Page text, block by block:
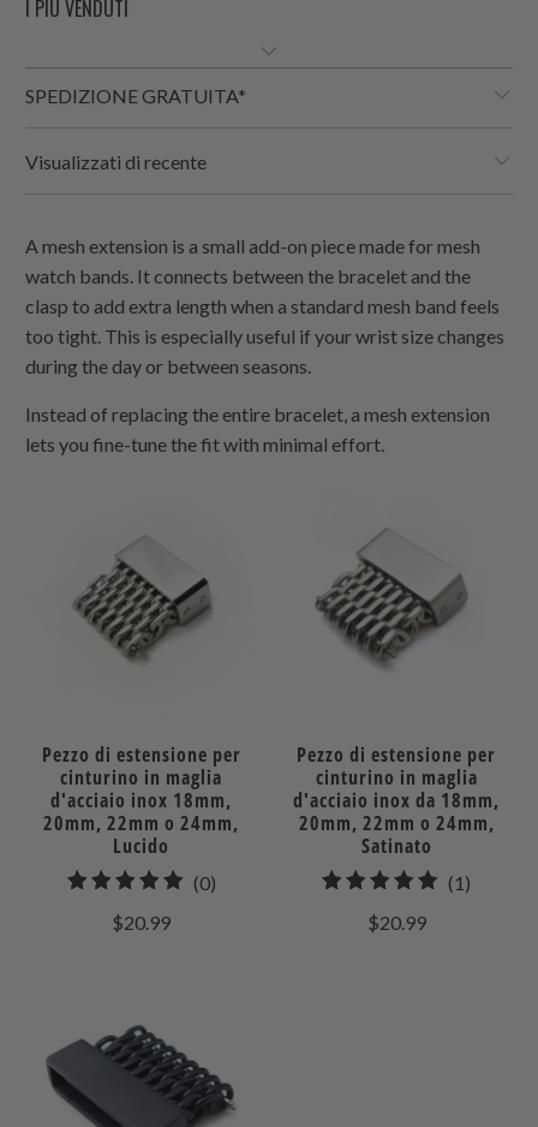
SPEDIZIONE GRATUITA*
Visualizzati di recente
A mesh extension is a small add-on piece made for mesh
watch bands. It connects between the bracelet and the
clasp to add extra length when a standard mesh band feels
too tight. This is especially useful if your wrist size changes
during the day or between seasons.
Instead of replacing the entire bracelet, a mesh extension
lets you fine-tune the fit with minimal effort.
Pezzo di estensione per
cinturino in maglia
d'acciaio inox 18mm,
20mm, 22mm o 24mm,
Lucido
(0)0
$20.99
Pezzo di estensione per
cinturino in maglia
d'acciaio inox da 18mm,
20mm, 22mm o 24mm,
Satinato
(1)
$20.99